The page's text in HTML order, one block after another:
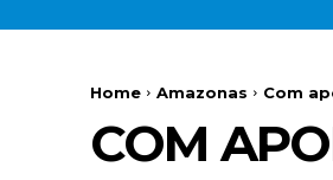
Home Amazonas Com
COM